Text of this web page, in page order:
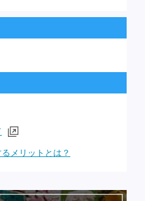
メリットとは？